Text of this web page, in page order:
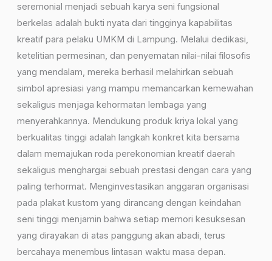
seremonial menjadi sebuah karya seni fungsional
berkelas adalah bukti nyata dari tingginya kapabilitas
kreatif para pelaku UMKM di Lampung. Melalui dedikasi,
ketelitian permesinan, dan penyematan nilai-nilai filosofis
yang mendalam, mereka berhasil melahirkan sebuah
simbol apresiasi yang mampu memancarkan kemewahan
sekaligus menjaga kehormatan lembaga yang
menyerahkannya. Mendukung produk kriya lokal yang
berkualitas tinggi adalah langkah konkret kita bersama
dalam memajukan roda perekonomian kreatif daerah
sekaligus menghargai sebuah prestasi dengan cara yang
paling terhormat. Menginvestasikan anggaran organisasi
pada plakat kustom yang dirancang dengan keindahan
seni tinggi menjamin bahwa setiap memori kesuksesan
yang dirayakan di atas panggung akan abadi, terus
bercahaya menembus lintasan waktu masa depan.